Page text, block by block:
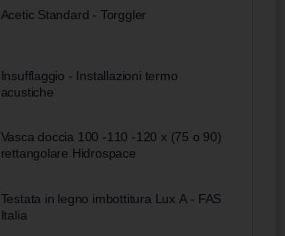
Acetic Standard - Torggler
Insufflaggio - Installazioni termo
acustiche
Vasca doccia 100 -110 -120 x (75 o 90)
rettangolare Hidrospace
Testata in legno imbottitura Lux A - FAS
Italia